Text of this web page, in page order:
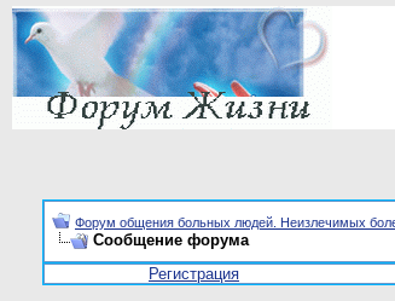
Форум общения больных людей. Неизлечимых
Сообщение форума
Регистрация